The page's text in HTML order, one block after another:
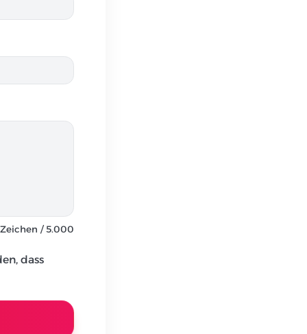
Zeichen / 5.000
dass